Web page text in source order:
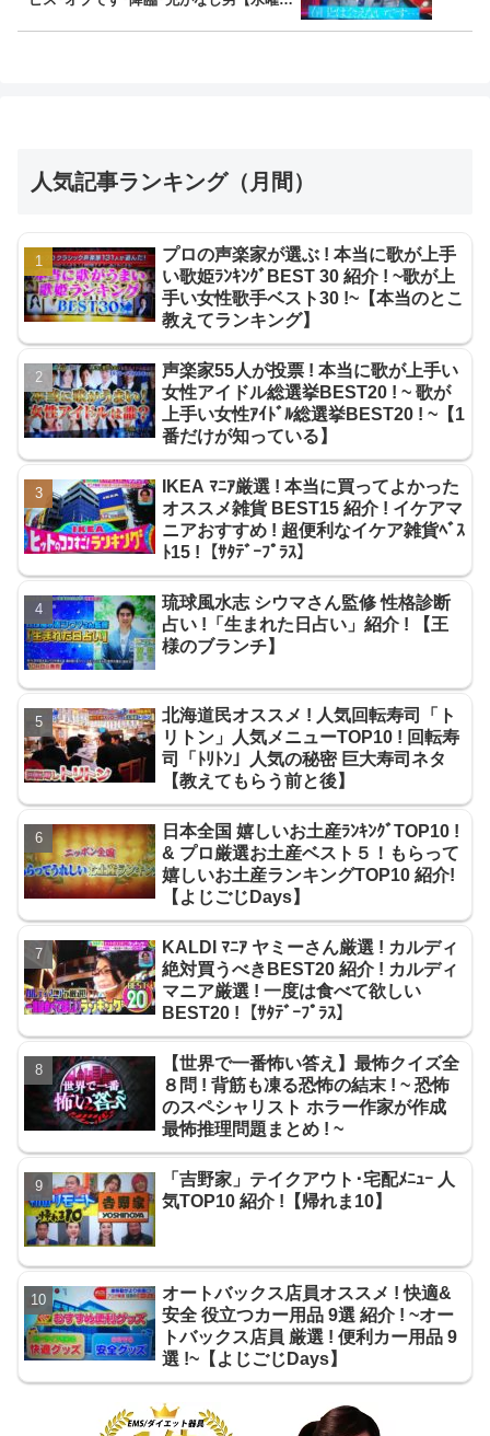
人気記事ランキング（月間）
プロの声楽家が選ぶ ! 本当に歌が上手
い歌姫ﾗﾝｷﾝｸﾞBEST 30 紹介 ! ~歌が上
手い女性歌手ベスト30 !~【本当のとこ
教えてランキング】
声楽家55人が投票 ! 本当に歌が上手い
女性アイドル総選挙BEST20 ! ~ 歌が
上手い女性ｱｲﾄﾞﾙ総選挙BEST20 ! ~【1
番だけが知っている】
IKEA ﾏﾆｱ厳選 ! 本当に買ってよかった
オススメ雑貨 BEST15 紹介 ! イケアマ
ニアおすすめ ! 超便利なイケア雑貨ﾍﾞｽ
ﾄ15 !【ｻﾀﾃﾞｰﾌﾟﾗｽ】
琉球風水志 シウマさん監修 性格診断
占い !「生まれた日占い」紹介 ! 【王
様のブランチ】
北海道民オススメ ! 人気回転寿司「ト
リトン」人気メニューTOP10 ! 回転寿
司「ﾄﾘﾄﾝ」人気の秘密 巨大寿司ネタ
【教えてもらう前と後】
日本全国 嬉しいお土産ﾗﾝｷﾝｸﾞTOP10 !
& プロ厳選お土産ベスト５！もらって
嬉しいお土産ランキングTOP10 紹介!
【よじごじDays】
KALDI ﾏﾆｱ ヤミーさん厳選 ! カルディ
絶対買うべきBEST20 紹介 ! カルディ
マニア厳選 ! 一度は食べて欲しい
BEST20 !【ｻﾀﾃﾞｰﾌﾟﾗｽ】
【世界で一番怖い答え】最怖クイズ全
８問 ! 背筋も凍る恐怖の結末 ! ~ 恐怖
のスペシャリスト ホラー作家が作成
最怖推理問題まとめ ! ~
「吉野家」テイクアウト･宅配ﾒﾆｭｰ 人
気TOP10 紹介 !【帰れま10】
オートバックス店員オススメ ! 快適&
安全 役立つカー用品 9選 紹介 ! ~オー
トバックス店員 厳選 ! 便利カー用品 9
選 !~【よじごじDays】